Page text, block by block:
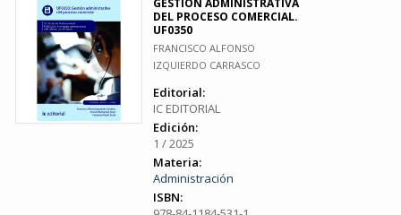
GESTIÓN ADMINISTRATIVA
DEL PROCESO COMERCIAL.
UF0350
FRANCISCO ALFONSO
IZQUIERDO CARRASCO
Editorial:
IC EDITORIAL
Edición:
1 / 2025
Materia:
Administración
ISBN: